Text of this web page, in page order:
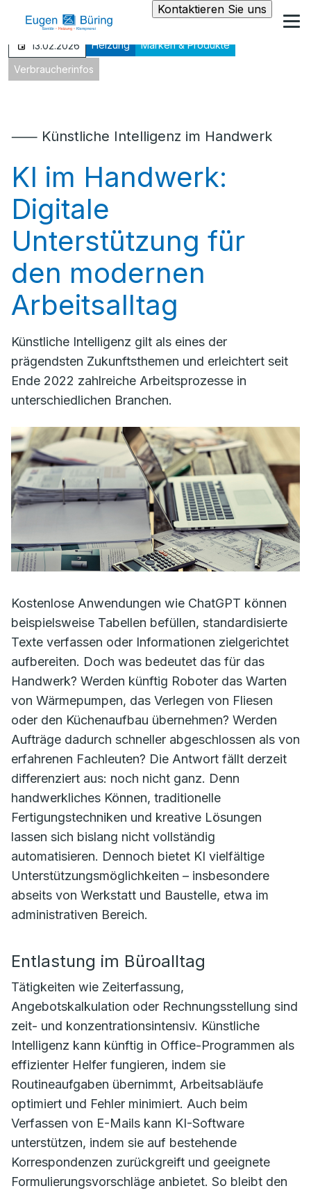
Kontaktieren Sie uns
13.02.2026 Heizung Marken & Produkte
Verbraucherinfos
⸺ Künstliche Intelligenz im Handwerk
KI im Handwerk:
Digitale
Unterstützung für
den modernen
Arbeitsalltag
Künstliche Intelligenz gilt als eines der
prägendsten Zukunftsthemen und erleichtert seit
Ende 2022 zahlreiche Arbeitsprozesse in
unterschiedlichen Branchen.
Kostenlose Anwendungen wie ChatGPT können
beispielsweise Tabellen befüllen, standardisierte
Texte verfassen oder Informationen zielgerichtet
aufbereiten. Doch was bedeutet das für das
Handwerk? Werden künftig Roboter das Warten
von Wärmepumpen, das Verlegen von Fliesen
oder den Küchenaufbau übernehmen? Werden
Aufträge dadurch schneller abgeschlossen als von
erfahrenen Fachleuten? Die Antwort fällt derzeit
differenziert aus: noch nicht ganz. Denn
handwerkliches Können, traditionelle
Fertigungstechniken und kreative Lösungen
lassen sich bislang nicht vollständig
automatisieren. Dennoch bietet KI vielfältige
Unterstützungsmöglichkeiten – insbesondere
abseits von Werkstatt und Baustelle, etwa im
administrativen Bereich.
Entlastung im Büroalltag
Tätigkeiten wie Zeiterfassung,
Angebotskalkulation oder Rechnungsstellung sind
zeit- und konzentrationsintensiv. Künstliche
Intelligenz kann künftig in Office-Programmen als
effizienter Helfer fungieren, indem sie
Routineaufgaben übernimmt, Arbeitsabläufe
optimiert und Fehler minimiert. Auch beim
Verfassen von E-Mails kann KI-Software
unterstützen, indem sie auf bestehende
Korrespondenzen zurückgreift und geeignete
Formulierungsvorschläge anbietet. So bleibt den